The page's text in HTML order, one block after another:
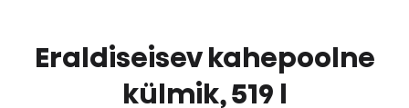
Eraldiseisev kahepoolne
külmik, 519 l